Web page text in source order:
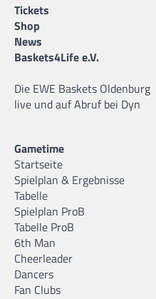
Tickets
Shop
News
Baskets4Life e.V.
Die EWE Baskets Oldenburg
live und auf Abruf bei Dyn
Gametime
Startseite
Spielplan & Ergebnisse
Tabelle
Spielplan ProB
Tabelle ProB
6th Man
Cheerleader
Dancers
Fan Clubs